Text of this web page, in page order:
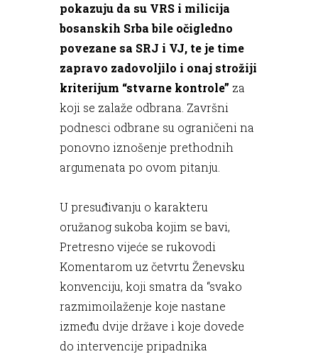
pokazuju da su VRS i milicija
bosanskih Srba bile očigledno
povezane sa SRJ i VJ, te je time
zapravo zadovoljilo i onaj strožiji
kriterijum “stvarne kontrole” za
koji se zalaže odbrana. Završni
podnesci odbrane su ograničeni na
ponovno iznošenje prethodnih
argumenata po ovom pitanju.
U presuđivanju o karakteru
oružanog sukoba kojim se bavi,
Pretresno vijeće se rukovodi
Komentarom uz četvrtu Ženevsku
konvenciju, koji smatra da “svako
razmimoilaženje koje nastane
između dvije države i koje dovede
do intervencije pripadnika